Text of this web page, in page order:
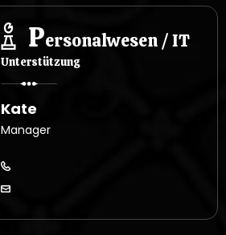
Personalwesen / IT
Unterstützung
Kate
Manager